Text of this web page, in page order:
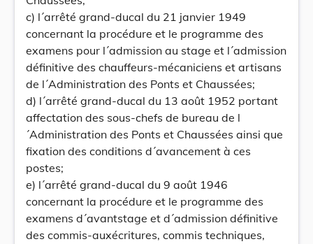
c) l´arrêté grand-ducal du 21 janvier 1949
concernant la procédure et le programme des
examens pour l´admission au stage et l´admission
définitive des chauffeurs-mécaniciens et artisans
de l´Administration des Ponts et Chaussées;
d) l´arrêté grand-ducal du 13 août 1952 portant
affectation des sous-chefs de bureau de l
´Administration des Ponts et Chaussées ainsi que
fixation des conditions d´avancement à ces
postes;
e) l´arrêté grand-ducal du 9 août 1946
concernant la procédure et le programme des
examens d´avantstage et d´admission définitive
des commis-auxécritures, commis techniques,